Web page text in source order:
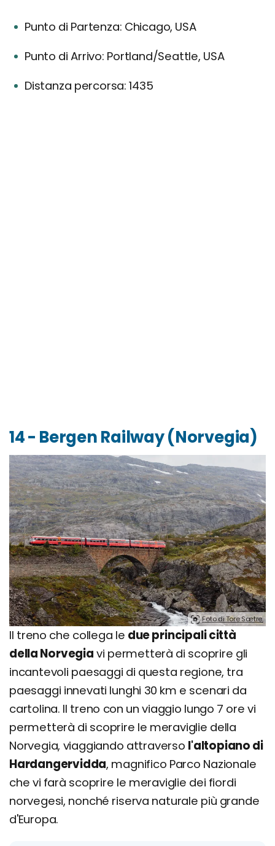
Punto di Partenza: Chicago, USA
Punto di Arrivo: Portland/Seattle, USA
Distanza percorsa: 1435
14 - Bergen Railway (Norvegia)
Foto di Tore Sætre.
Il treno che collega le due principali città
della Norvegia vi permetterà di scoprire gli
incantevoli paesaggi di questa regione, tra
paesaggi innevati lunghi 30 km e scenari da
cartolina. Il treno con un viaggio lungo 7 ore vi
permetterà di scoprire le meraviglie della
Norvegia, viaggiando attraverso l'altopiano di
Hardangervidda, magnifico Parco Nazionale
che vi farà scoprire le meraviglie dei fiordi
norvegesi, nonché riserva naturale più grande
d'Europa.